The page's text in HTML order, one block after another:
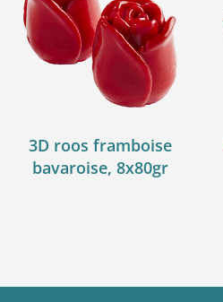
3D roos framboise
bavaroise, 8x80gr